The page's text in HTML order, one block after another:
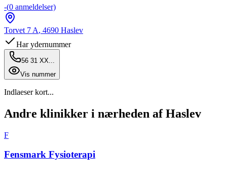
-(0 anmeldelser)
Torvet 7 A, 4690 Haslev
Har ydernummer
56 31 XX...
Vis nummer
Indlaeser kort...
Andre klinikker i nærheden af Haslev
F
Fensmark Fysioterapi